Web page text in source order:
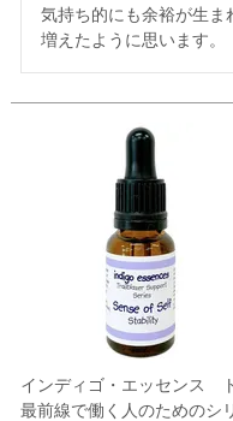
気持ち的にも余裕が生
増えたように思います。
インディゴ・エッセンス
最前線で働く人のためのシ